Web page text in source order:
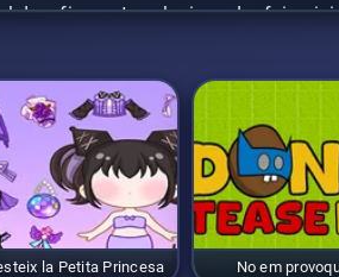
desafiament evoluciona. La feina
Això crea una corba de
per desbloquejar tots els
la Petita Princesa No em